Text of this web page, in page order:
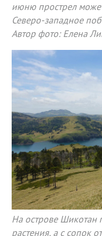
июню прострел
Северо-западное
Автор фото: Елена
На острове Шикотан
растения, а с сопок